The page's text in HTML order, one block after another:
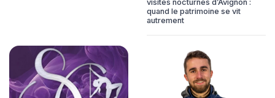
visites nocturnes d’Avignon :
quand le patrimoine se vit
autrement